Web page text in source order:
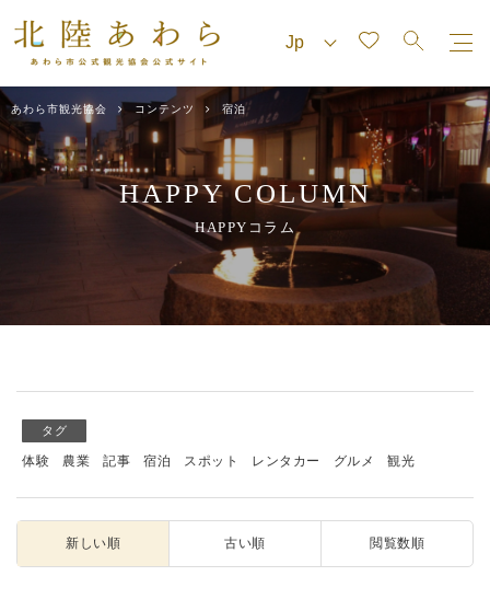
あわら市観光協会 コンテンツ 宿泊
HAPPY COLUMN
HAPPYコラム
タグ
体験 農業 記事 宿泊 スポット レンタカー グルメ 観光
新しい順 古い順 閲覧数順